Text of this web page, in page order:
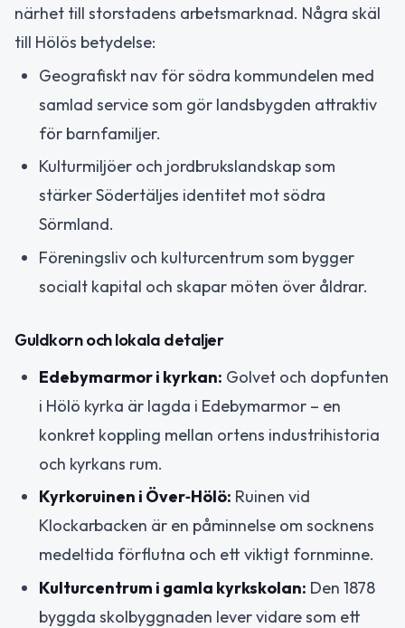
närhet till storstadens arbetsmarknad. Några skäl
till Hölös betydelse:
Geografiskt nav för södra kommundelen med
samlad service som gör landsbygden attraktiv
för barnfamiljer.
Kulturmiljöer och jordbrukslandskap som
stärker Södertäljes identitet mot södra
Sörmland.
Föreningsliv och kulturcentrum som bygger
socialt kapital och skapar möten över åldrar.
Guldkorn och lokala detaljer
Edebymarmor i kyrkan: Golvet och dopfunten
i Hölö kyrka är lagda i Edebymarmor – en
konkret koppling mellan ortens industrihistoria
och kyrkans rum.
Kyrkoruinen i Över‑Hölö: Ruinen vid
Klockarbacken är en påminnelse om socknens
medeltida förflutna och ett viktigt fornminne.
Kulturcentrum i gamla kyrkskolan: Den 1878
byggda skolbyggnaden lever vidare som ett